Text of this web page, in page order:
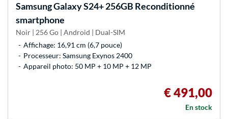
SamsungGalaxy S24+ 256GB Reconditionné
smartphone
Noir | 256 Go | Android | Dual-SIM
Affichage: 16,91 cm (6,7 pouce)
Processeur: Samsung Exynos 2400
Appareil photo: 50 MP + 10 MP + 12 MP
€ 491,00
En stock